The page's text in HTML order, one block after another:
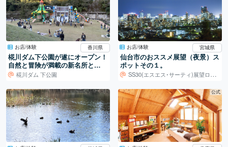
お店/体験 香川県
椛川ダム下公園が遂にオープン！
自然と冒険が満載の新名所と
は…！
椛川ダム 下公園
お店/体験 宮城県
仙台市のおススメ展望（夜景）ス
ポットその１。
SS30(エスエス･サーティ)展望ロビー
公式